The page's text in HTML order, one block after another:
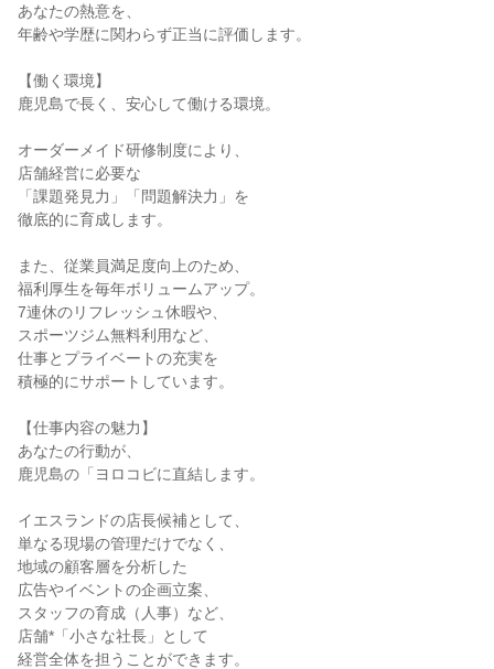
あなたの熱意を、
年齢や学歴に関わらず正当に評価します。
【働く環境】
鹿児島で長く、安心して働ける環境。
オーダーメイド研修制度により、
店舗経営に必要な
「課題発見力」「問題解決力」を
徹底的に育成します。
また、従業員満足度向上のため、
福利厚生を毎年ボリュームアップ。
7連休のリフレッシュ休暇や、
スポーツジム無料利用など、
仕事とプライベートの充実を
積極的にサポートしています。
【仕事内容の魅力】
あなたの行動が、
鹿児島の「ヨロコビに直結します。
イエスランドの店長候補として、
単なる現場の管理だけでなく、
地域の顧客層を分析した
広告やイベントの企画立案、
スタッフの育成（人事）など、
店舗*「小さな社長」として
経営全体を担うことができます。